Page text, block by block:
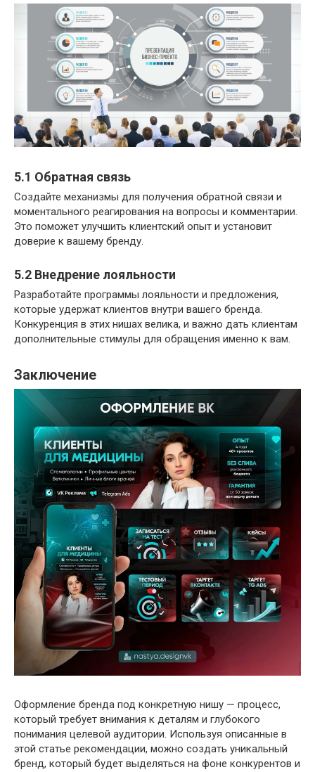
5.1 Обратная связь
Создайте механизмы для получения обратной связи и
моментального реагирования на вопросы и комментарии.
Это поможет улучшить клиентский опыт и установит
доверие к вашему бренду.
5.2 Внедрение лояльности
Разработайте программы лояльности и предложения,
которые удержат клиентов внутри вашего бренда.
Конкуренция в этих нишах велика, и важно дать клиентам
дополнительные стимулы для обращения именно к вам.
Заключение
Оформление бренда под конкретную нишу — процесс,
который требует внимания к деталям и глубокого
понимания целевой аудитории. Используя описанные в
этой статье рекомендации, можно создать уникальный
бренд, который будет выделяться на фоне конкурентов и